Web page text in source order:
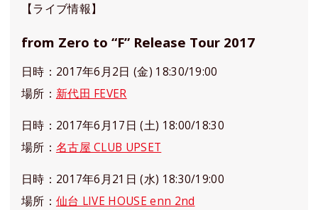
【ライブ情報】
from Zero to “F” Release Tour 2017
日時：2017年6月2日 (金) 18:30/19:00
場所： 新代田 FEVER
日時：2017年6月17日 (土) 18:00/18:30
場所： 名古屋 CLUB UPSET
日時：2017年6月21日 (水) 18:30/19:00
場所： 仙台 LIVE HOUSE enn 2nd